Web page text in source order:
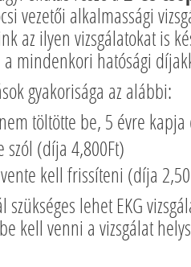
vezetői alkalmassági
az ilyen vizsgálatokat is
mindenkori hatósági
gyakorisága az alábbi:
töltötte be, 5 évre
szól (díja 4,800Ft)
kell frissíteni (díja
szükséges lehet EKG
kell venni a vizsgálat